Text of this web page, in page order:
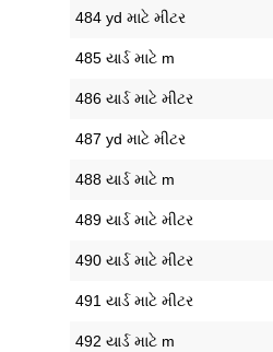
484 yd માટે મીટર
485 યાર્ડ માટે m
486 યાર્ડ માટે મીટર
487 yd માટે મીટર
488 યાર્ડ માટે m
489 યાર્ડ માટે મીટર
490 યાર્ડ માટે મીટર
491 યાર્ડ માટે મીટર
492 યાર્ડ માટે m